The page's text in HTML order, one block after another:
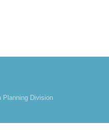
Planning Division